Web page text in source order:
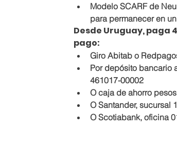
Modelo SCARF de
para permanecer en
Desde Uruguay, paga
pago:
Giro Abitab o
Por depósito bancario
461017-00002
O caja de ahorro
O Santander, sucursal
O Scotiabank, oficina